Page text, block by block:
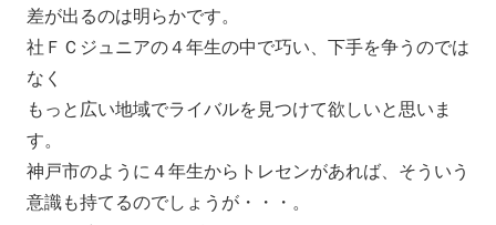
差が出るのは明らかです。
社ＦＣジュニアの４年生の中で巧い、下手を争うのでは
なく
もっと広い地域でライバルを見つけて欲しいと思いま
す。
神戸市のように４年生からトレセンがあれば、そういう
意識も持てるのでしょうが・・・。